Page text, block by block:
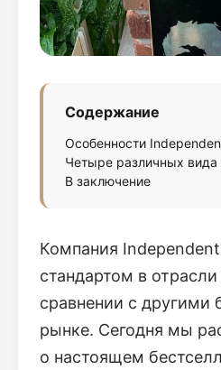
Содержание
Особенности
Четыре различных
В заключение
Компания Independent
стандартом в
сравнении с другими
рынке. Сегодня мы
о настоящем